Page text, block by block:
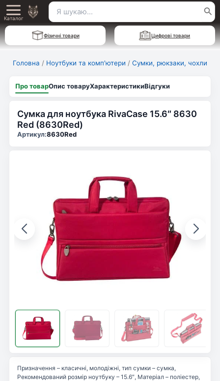
Перейти
до
вмісту
Main
Menu
Каталог
Пошук
для:
Фізичні товари Цифрові товари
Головна / Ноутбуки та комп'ютери / Сумки, рюкзаки, чохли
Про товарОпис товаруХарактеристикиВідгуки
Сумка для ноутбука RivaCase 15.6″ 8630
Red (8630Red)
Артикул:8630Red
Призначення – класичні, молодіжні, тип сумки – сумка,
Рекомендований розмір ноутбуку – 15.6″, Матеріал – поліестер,